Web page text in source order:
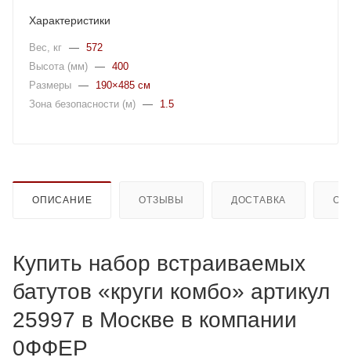
Характеристики
Вес, кг — 572
Высота (мм) — 400
Размеры —
190×485 см
Зона безопасности (м) — 1.5
ОПИСАНИЕ ОТЗЫВЫ ДОСТАВКА
Купить набор встраиваемых
батутов «круги комбо» артикул
25997 в Москве в компании
0ФФЕР